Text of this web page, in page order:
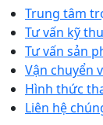
Trung tâm
Tư vấn kỹ
Tư vấn sản
Vận chuyển
Hình thức
Liên hệ